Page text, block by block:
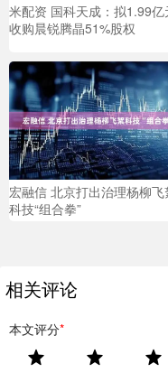
米配资 国科天成：拟1.99亿
收购晨锐腾晶51%股权
宏融信 北京打出治理杨柳飞
科技“组合拳”
相关评论
本文评分*